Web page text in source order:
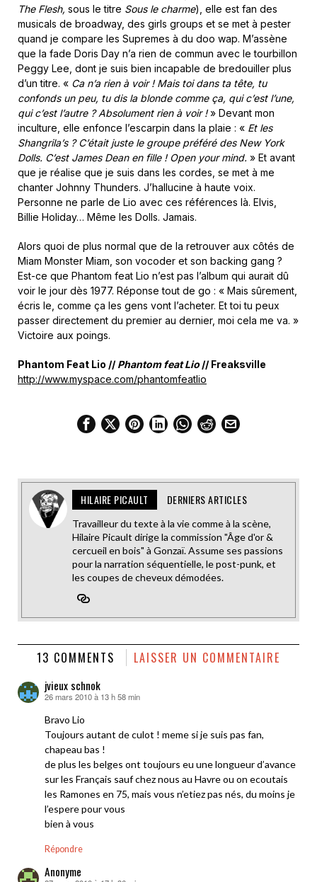
The Flesh, sous le titre Sous le charme), elle est fan des
musicals de broadway, des girls groups et se met à pester
quand je compare les Supremes à du doo wap. M’assène
que la fade Doris Day n’a rien de commun avec le tourbillon
Peggy Lee, dont je suis bien incapable de bredouiller plus
d’un titre. « Ca n’a rien à voir ! Mais toi dans ta tête, tu
confonds un peu, tu dis la blonde comme ça, qui c’est l’une,
qui c’est l’autre ? Absolument rien à voir !» Devant mon
inculture, elle enfonce l’escarpin dans la plaie : « Et les
Shangrila’s ? C’était juste le groupe préféré des New York
Dolls. C’est James Dean en fille ! Open your mind. » Et avant
que je réalise que je suis dans les cordes, se met à me
chanter Johnny Thunders. J’hallucine à haute voix.
Personne ne parle de Lio avec ces références là. Elvis,
Billie Holiday… Même les Dolls. Jamais.
Alors quoi de plus normal que de la retrouver aux côtés de
Miam Monster Miam, son vocoder et son backing gang ?
Est-ce que Phantom feat Lio n’est pas l’album qui aurait dû
voir le jour dès 1977. Réponse tout de go : « Mais sûrement,
écris le, comme ça les gens vont l’acheter. Et toi tu peux
passer directement du premier au dernier, moi cela me va. »
Victoire aux poings.
Phantom Feat Lio // Phantom feat Lio// Freaksville
http://www.myspace.com/phantomfeatlio
HILAIRE PICAULT DERNIERS ARTICLES
Travailleur du texte à la vie comme à la scène,
Hilaire Picault dirige la commission "Âge d'or &
cercueil en bois" à Gonzaï. Assume ses passions
pour la narration séquentielle, le post-punk, et
les coupes de cheveux démodées.
13 COMMENTS LAISSER UN COMMENTAIRE
jvieux schnok
dit :
26 mars 2010 à 13 h 58 min
Bravo Lio
Toujours autant de culot ! meme si je suis pas fan,
chapeau bas !
de plus les belges ont toujours eu une longueur d’avance
sur les Français sauf chez nous au Havre ou on ecoutais
les Ramones en 75, mais vous n’etiez pas nés, du moins je
l’espere pour vous
bien à vous
Répondre
Anonyme